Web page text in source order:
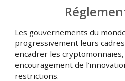
Les gouvernements du
progressivement leurs
encadrer les
encouragement de
restrictions.